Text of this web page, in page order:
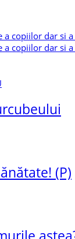
copiilor dar si a
copiilor dar si a
(P)